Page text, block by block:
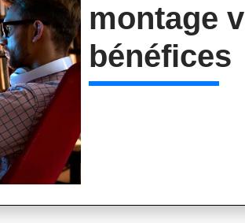
montage
bénéfices